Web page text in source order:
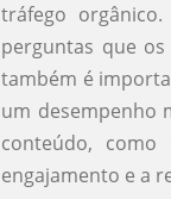
tráfego
perguntas que
também é
um desempenho
conteúdo,
engajamento e a